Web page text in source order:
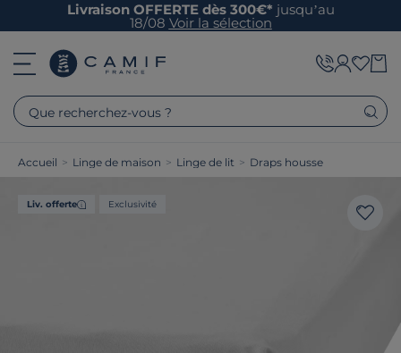
Livraison OFFERTE dès 300€* jusqu’au
18/08 Voir la sélection
Que recherchez-vous ?
Accueil > Linge de maison > Linge de lit > Draps housse
Liv. offerte Exclusivité